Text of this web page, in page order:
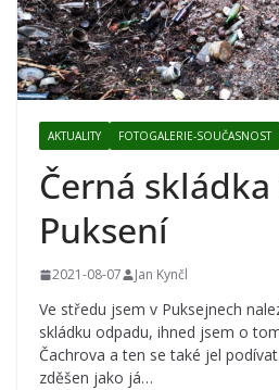
AKTUALITY FOTOGALERIE-SOUČASNOST
Černá skládka
Puksení
2021-08-07 Jan Kynčl
Ve středu jsem v Puksejnech
skládku odpadu, ihned jsem o
Čachrova a ten se také jel
zděšen jako já…